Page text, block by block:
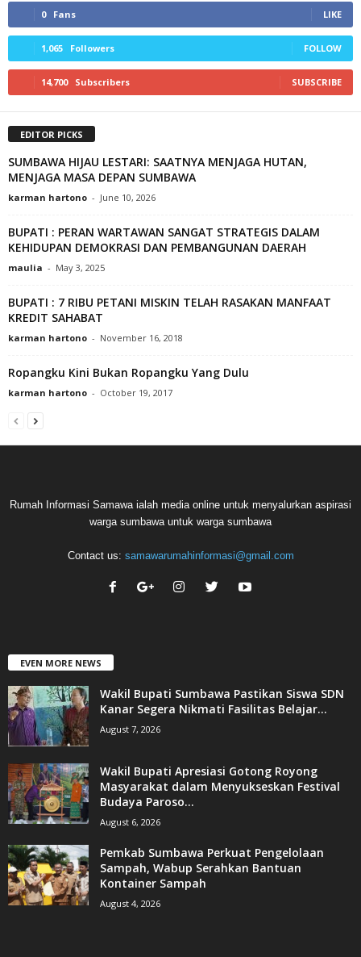
0 Fans LIKE
1,065 Followers FOLLOW
14,700 Subscribers SUBSCRIBE
EDITOR PICKS
SUMBAWA HIJAU LESTARI: SAATNYA MENJAGA HUTAN,
MENJAGA MASA DEPAN SUMBAWA
karman hartono - June 10, 2026
BUPATI : PERAN WARTAWAN SANGAT STRATEGIS DALAM
KEHIDUPAN DEMOKRASI DAN PEMBANGUNAN DAERAH
maulia - May 3, 2025
BUPATI : 7 RIBU PETANI MISKIN TELAH RASAKAN MANFAAT
KREDIT SAHABAT
karman hartono - November 16, 2018
Ropangku Kini Bukan Ropangku Yang Dulu
karman hartono - October 19, 2017
Rumah Informasi Samawa ialah media online untuk menyalurkan aspirasi
warga sumbawa untuk warga sumbawa
Contact us: samawarumahinformasi@gmail.com
EVEN MORE NEWS
Wakil Bupati Sumbawa Pastikan Siswa SDN
Kanar Segera Nikmati Fasilitas Belajar...
August 7, 2026
Wakil Bupati Apresiasi Gotong Royong
Masyarakat dalam Menyukseskan Festival
Budaya Paroso...
August 6, 2026
Pemkab Sumbawa Perkuat Pengelolaan
Sampah, Wabup Serahkan Bantuan
Kontainer Sampah
August 4, 2026